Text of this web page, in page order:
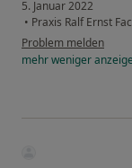
5. Januar 2022
• Praxis Ralf Ernst
Problem melden
mehrweniger